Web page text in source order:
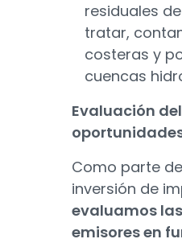
residuales
tratar,
costeras y
cuencas
Evaluación
Como parte
inversión de
evaluamos
emisores en